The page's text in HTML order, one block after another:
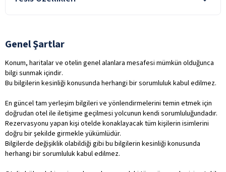
hariçtir.
Kahvaltı Salonu
Oda Servisi
Şişeli İçecekler
Yerli Alkollü İçecek
ile belirtilen özellikler ücretlidir.
Asansör
Lobi
Şehir Merkezi
Setur Öneriyor
Sürdürülebilir Turizm Sertifikası
Tarihi Destinasyon
Genel Şartlar
Konum, haritalar ve otelin genel alanlara mesafesi mümkün olduğunca
bilgi sunmak içindir.
Bu bilgilerin kesinliği konusunda herhangi bir sorumluluk kabul edilmez.
En güncel tam yerleşim bilgileri ve yönlendirmelerini temin etmek için
doğrudan otel ile iletişime geçilmesi yolcunun kendi sorumluluğundadır.
Rezervasyonu yapan kişi otelde konaklayacak tüm kişilerin isimlerini
doğru bir şekilde girmekle yükümlüdür.
Bilgilerde değişiklik olabildiği gibi bu bilgilerin kesinliği konusunda
herhangi bir sorumluluk kabul edilmez.